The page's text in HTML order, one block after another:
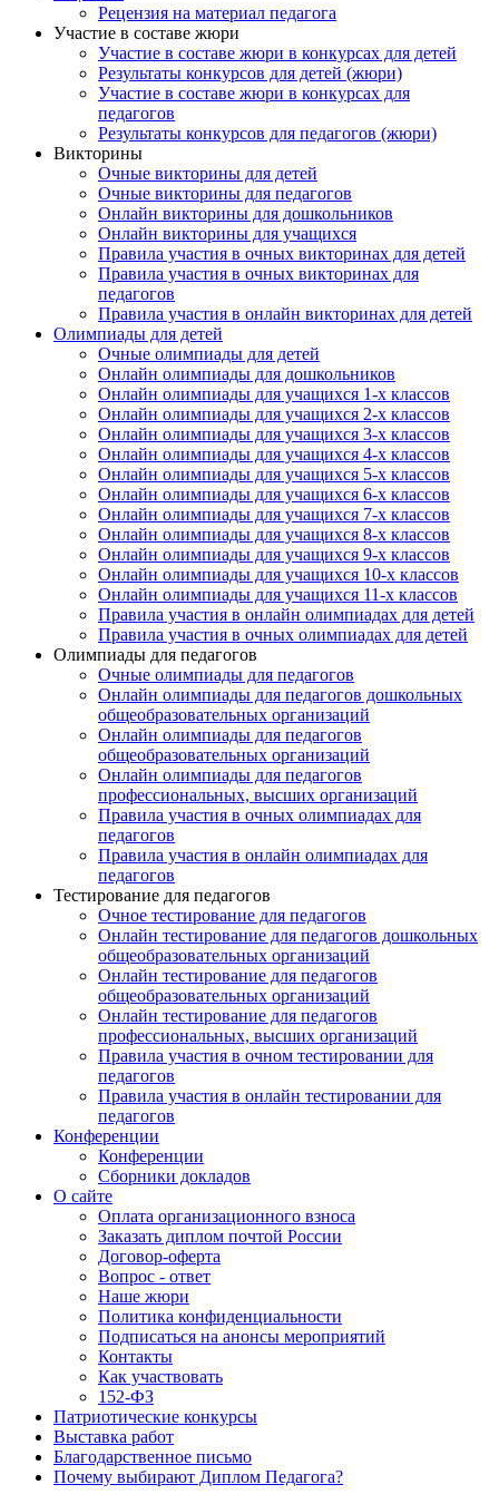
Рецензия на материал педагога
Участие в составе жюри
Участие в составе жюри в конкурсах для детей
Результаты конкурсов для детей (жюри)
Участие в составе жюри в конкурсах для
педагогов
Результаты конкурсов для педагогов (жюри)
Викторины
Очные викторины для детей
Очные викторины для педагогов
Онлайн викторины для дошкольников
Онлайн викторины для учащихся
Правила участия в очных викторинах для детей
Правила участия в очных викторинах для
педагогов
Правила участия в онлайн викторинах для детей
Олимпиады для детей
Очные олимпиады для детей
Онлайн олимпиады для дошкольников
Онлайн олимпиады для учащихся 1-х классов
Онлайн олимпиады для учащихся 2-х классов
Онлайн олимпиады для учащихся 3-х классов
Онлайн олимпиады для учащихся 4-х классов
Онлайн олимпиады для учащихся 5-х классов
Онлайн олимпиады для учащихся 6-х классов
Онлайн олимпиады для учащихся 7-х классов
Онлайн олимпиады для учащихся 8-х классов
Онлайн олимпиады для учащихся 9-х классов
Онлайн олимпиады для учащихся 10-х классов
Онлайн олимпиады для учащихся 11-х классов
Правила участия в онлайн олимпиадах для детей
Правила участия в очных олимпиадах для детей
Олимпиады для педагогов
Очные олимпиады для педагогов
Онлайн олимпиады для педагогов дошкольных
общеобразовательных организаций
Онлайн олимпиады для педагогов
общеобразовательных организаций
Онлайн олимпиады для педагогов
профессиональных, высших организаций
Правила участия в очных олимпиадах для
педагогов
Правила участия в онлайн олимпиадах для
педагогов
Тестирование для педагогов
Очное тестирование для педагогов
Онлайн тестирование для педагогов дошкольных
общеобразовательных организаций
Онлайн тестирование для педагогов
общеобразовательных организаций
Онлайн тестирование для педагогов
профессиональных, высших организаций
Правила участия в очном тестировании для
педагогов
Правила участия в онлайн тестировании для
педагогов
Конференции
Конференции
Сборники докладов
О сайте
Оплата организационного взноса
Заказать диплом почтой России
Договор-оферта
Вопрос - ответ
Наше жюри
Политика конфиденциальности
Подписаться на анонсы мероприятий
Контакты
Как участвовать
152-ФЗ
Патриотические конкурсы
Выставка работ
Благодарственное письмо
Почему выбирают Диплом Педагога?